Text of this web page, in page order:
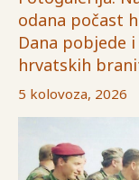
odana počast
Dana pobjede
hrvatskih
5 kolovoza, 2026